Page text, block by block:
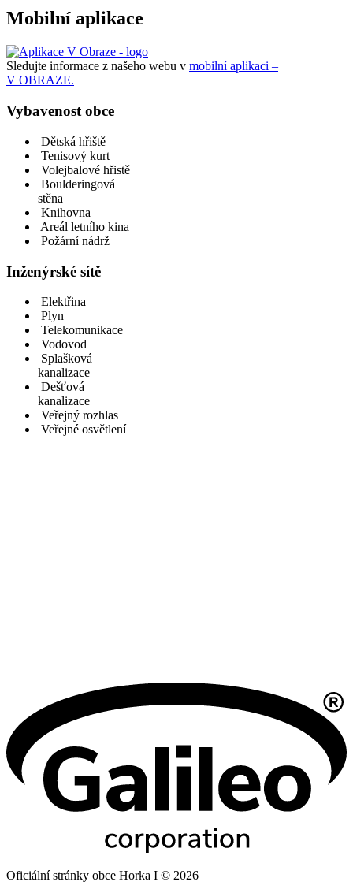
Mobilní aplikace
Sledujte informace z našeho webu v mobilní aplikaci –
V OBRAZE.
Vybavenost obce
Dětská hřiště
Tenisový kurt
Volejbalové hřistě
Boulderingová
stěna
Knihovna
Areál letního kina
Požární nádrž
Inženýrské sítě
Elektřina
Plyn
Telekomunikace
Vodovod
Splašková
kanalizace
Dešťová
kanalizace
Veřejný rozhlas
Veřejné osvětlení
Oficiální stránky obce Horka I © 2026